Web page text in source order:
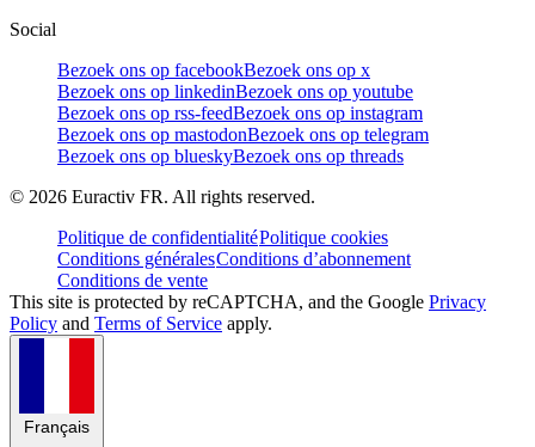
Social
Bezoek ons op facebookBezoek ons op x
Bezoek ons op linkedinBezoek ons op youtube
Bezoek ons op rss-feedBezoek ons op instagram
Bezoek ons op mastodonBezoek ons op telegram
Bezoek ons op blueskyBezoek ons op threads
© 2026 Euractiv FR. All rights reserved.
Politique de confidentialitéPolitique cookies
Conditions généralesConditions d’abonnement
Conditions de vente
This site is protected by reCAPTCHA, and the Google Privacy
Policy and Terms of Service apply.
Français